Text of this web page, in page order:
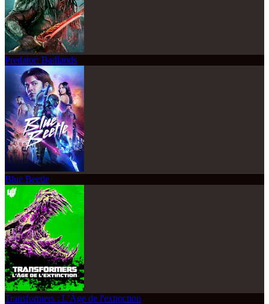
Predator: Badlands
Blue Beetle
Transformers : L'Âge de l'extinction